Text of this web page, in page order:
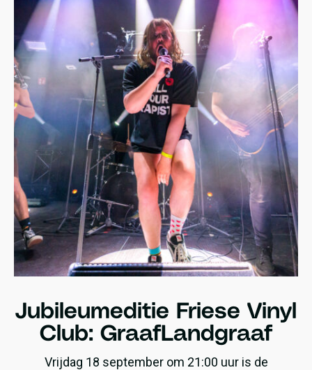
Jubileumeditie Friese Vinyl
Club: GraafLandgraaf
Vrijdag 18 september om 21:00 uur is de